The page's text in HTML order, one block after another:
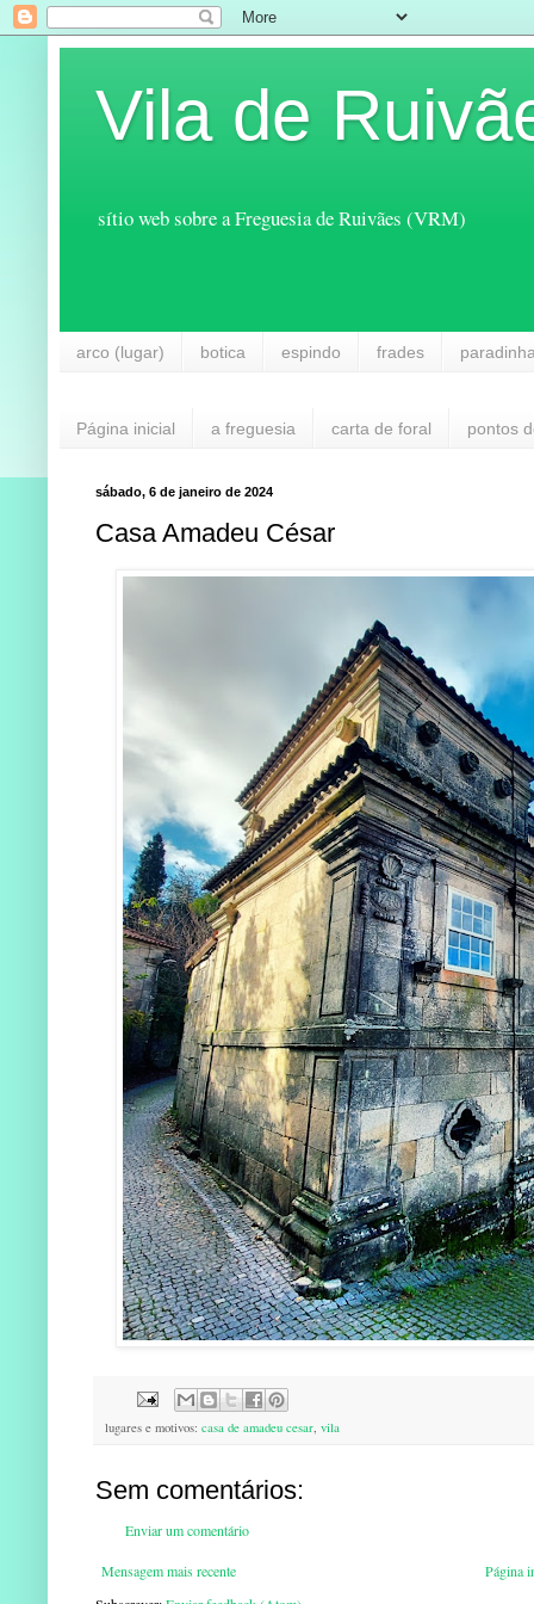
Vila de
sítio web sobre a Freguesia de Ruivães (VRM)
arco (lugar) botica espindo frades
Página inicial a freguesia carta de foral pontos
sábado, 6 de janeiro de 2024
Casa Amadeu César
lugares e motivos: casa de amadeu cesar, vila
Sem comentários:
Enviar um comentário
Mensagem mais recente
Página